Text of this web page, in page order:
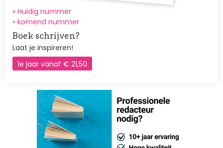
» Huidig nummer
» komend nummer
Boek schrijven?
Laat je inspireren!
1e jaar vanaf € 21,50